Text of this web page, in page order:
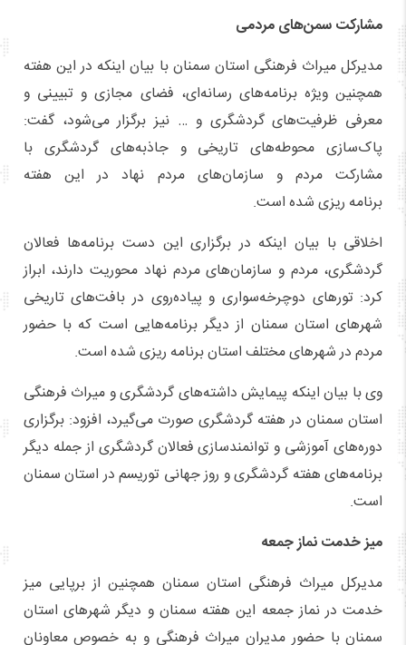
مشارکت سمن‌های مردمی
مدیرکل میراث فرهنگی استان سمنان با بیان اینکه در این هفته
همچنین ویژه برنامه‌های رسانه‌ای، فضای مجازی و تبیینی و
معرفی ظرفیت‌های گردشگری و … نیز برگزار می‌شود، گفت:
پاک‌سازی محوطه‌های تاریخی و جاذبه‌های گردشگری با
مشارکت مردم و سازمان‌های مردم نهاد در این هفته
برنامه ریزی شده است.
اخلاقی با بیان اینکه در برگزاری این دست برنامه‌ها فعالان
گردشگری، مردم و سازمان‌های مردم نهاد محوریت دارند، ابراز
کرد: تورهای دوچرخه‌سواری و پیاده‌روی در بافت‌های تاریخی
شهرهای استان سمنان از دیگر برنامه‌هایی است که با حضور
مردم در شهرهای مختلف استان برنامه ریزی شده است.
وی با بیان اینکه پیمایش داشته‌های گردشگری و میراث فرهنگی
استان سمنان در هفته گردشگری صورت می‌گیرد، افزود: برگزاری
دوره‌های آموزشی و توانمندسازی فعالان گردشگری از جمله دیگر
برنامه‌های هفته گردشگری و روز جهانی توریسم در استان سمنان
است.
میز خدمت نماز جمعه
مدیرکل میراث فرهنگی استان سمنان همچنین از برپایی میز
خدمت در نماز جمعه این هفته سمنان و دیگر شهرهای استان
سمنان با حضور مدیران میراث فرهنگی و به خصوص معاونان